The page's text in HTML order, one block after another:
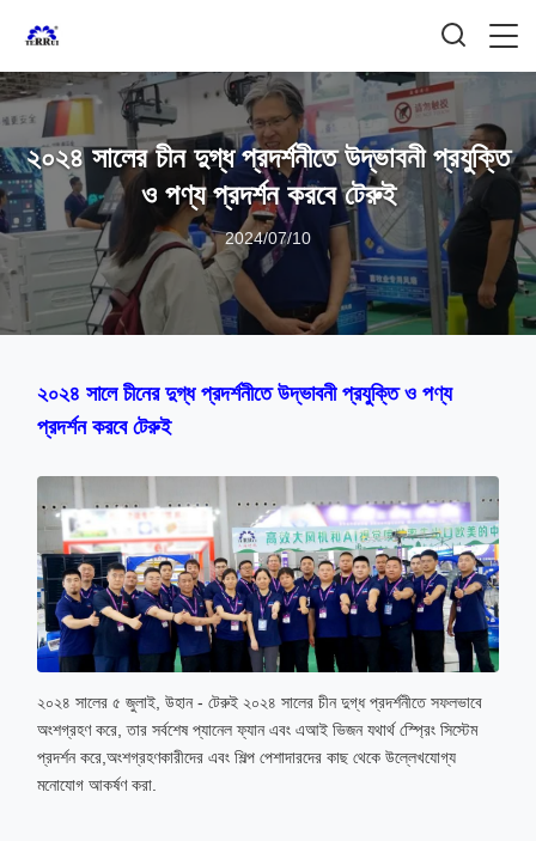
২০২৪ সালের চীন দুগ্ধ প্রদর্শনীতে উদ্ভাবনী প্রযুক্তি
ও পণ্য প্রদর্শন করবে টেরুই
2024/07/10
২০২৪ সালে চীনের দুগ্ধ প্রদর্শনীতে উদ্ভাবনী প্রযুক্তি ও পণ্য
প্রদর্শন করবে টেরুই
২০২৪ সালের ৫ জুলাই, উহান - টেরুই ২০২৪ সালের চীন দুগ্ধ প্রদর্শনীতে সফলভাবে
অংশগ্রহণ করে, তার সর্বশেষ প্যানেল ফ্যান এবং এআই ভিজন যথার্থ স্প্রেিং সিস্টেম
প্রদর্শন করে,অংশগ্রহণকারীদের এবং শিল্প পেশাদারদের কাছ থেকে উল্লেখযোগ্য
মনোযোগ আকর্ষণ করা.